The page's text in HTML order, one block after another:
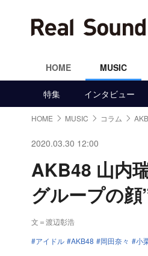
HOME MUSIC
特集 インタビュー
HOME MUSIC コラム
2020.03.30 12:00
AKB48 山内
グループの
文＝渡辺彰浩
アイドル
AKB48 岡田奈々 小